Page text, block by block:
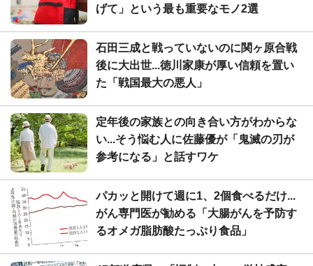
げて」という最も重要なモノ2選
石田三成と戦っていないのに関ヶ原合戦
後に大出世...徳川家康が厚い信頼を置い
た「戦国最大の悪人」
定年後の家族との向き合い方がわからな
い...そう悩む人に佐藤優が「鬼滅の刃が
参考になる」と話すワケ
パカッと開けて週に1、2個食べるだけ...
がん専門医が勧める「大腸がんを予防す
るオメガ脂肪酸たっぷり食品」